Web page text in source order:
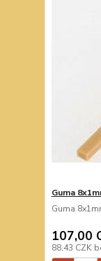
Guma
Guma
107,00
88,43 CZK